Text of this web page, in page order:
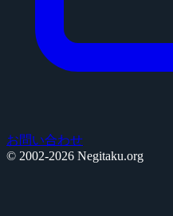
お問い合わせ
© 2002-2026 Negitaku.org